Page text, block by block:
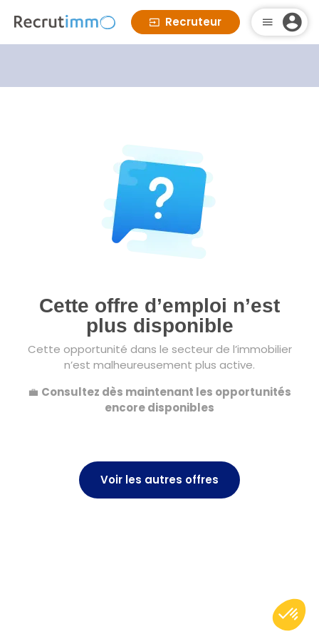
Recruteur
Cette offre d’emploi n’est
plus disponible
Cette opportunité dans le secteur de l’immobilier
n’est malheureusement plus active.
💼 Consultez dès maintenant les opportunités
encore disponibles
Voir les autres offres